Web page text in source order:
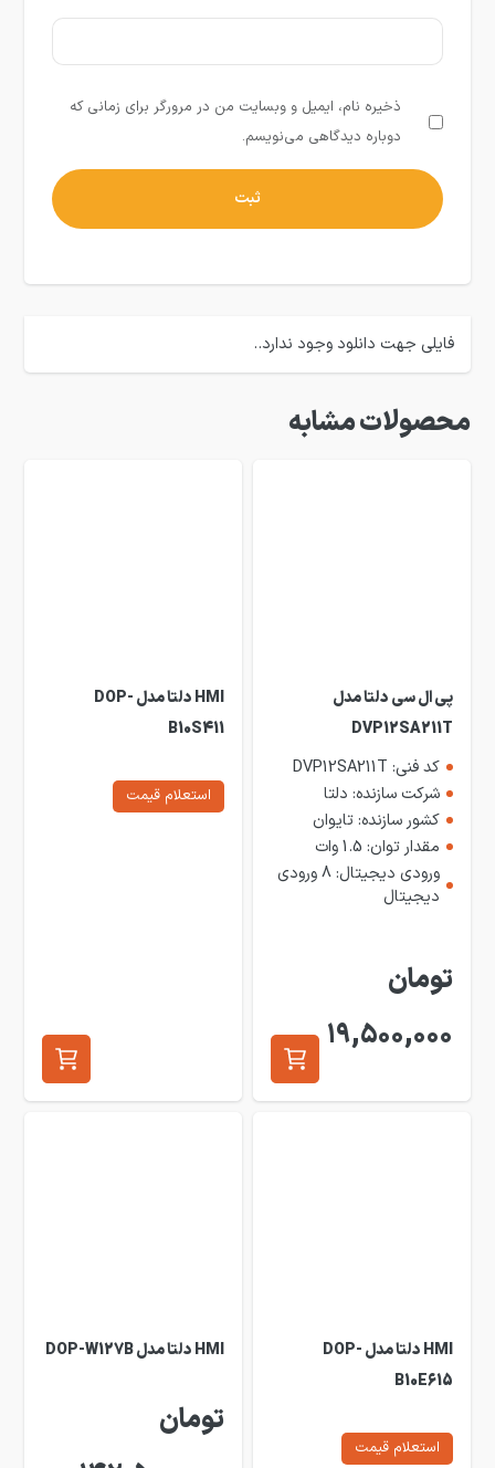
ذخیره نام، ایمیل و وبسایت من در مرورگر برای زمانی که
دوباره دیدگاهی می‌نویسم.
فایلی جهت دانلود وجود ندارد..
محصولات مشابه
پی ال سی دلتا مدل
DVP12SA211T
کد فنی: DVP12SA211T
شرکت سازنده: دلتا
کشور سازنده: تایوان
مقدار توان: 1.5 وات
ورودی دیجیتال: 8 ورودی
دیجیتال
تومان
19,500,000
HMI دلتا مدل DOP-
B10S411
استعلام قیمت
HMI دلتا مدل DOP-
B10E615
استعلام قیمت
HMI دلتا مدل DOP-W127B
تومان